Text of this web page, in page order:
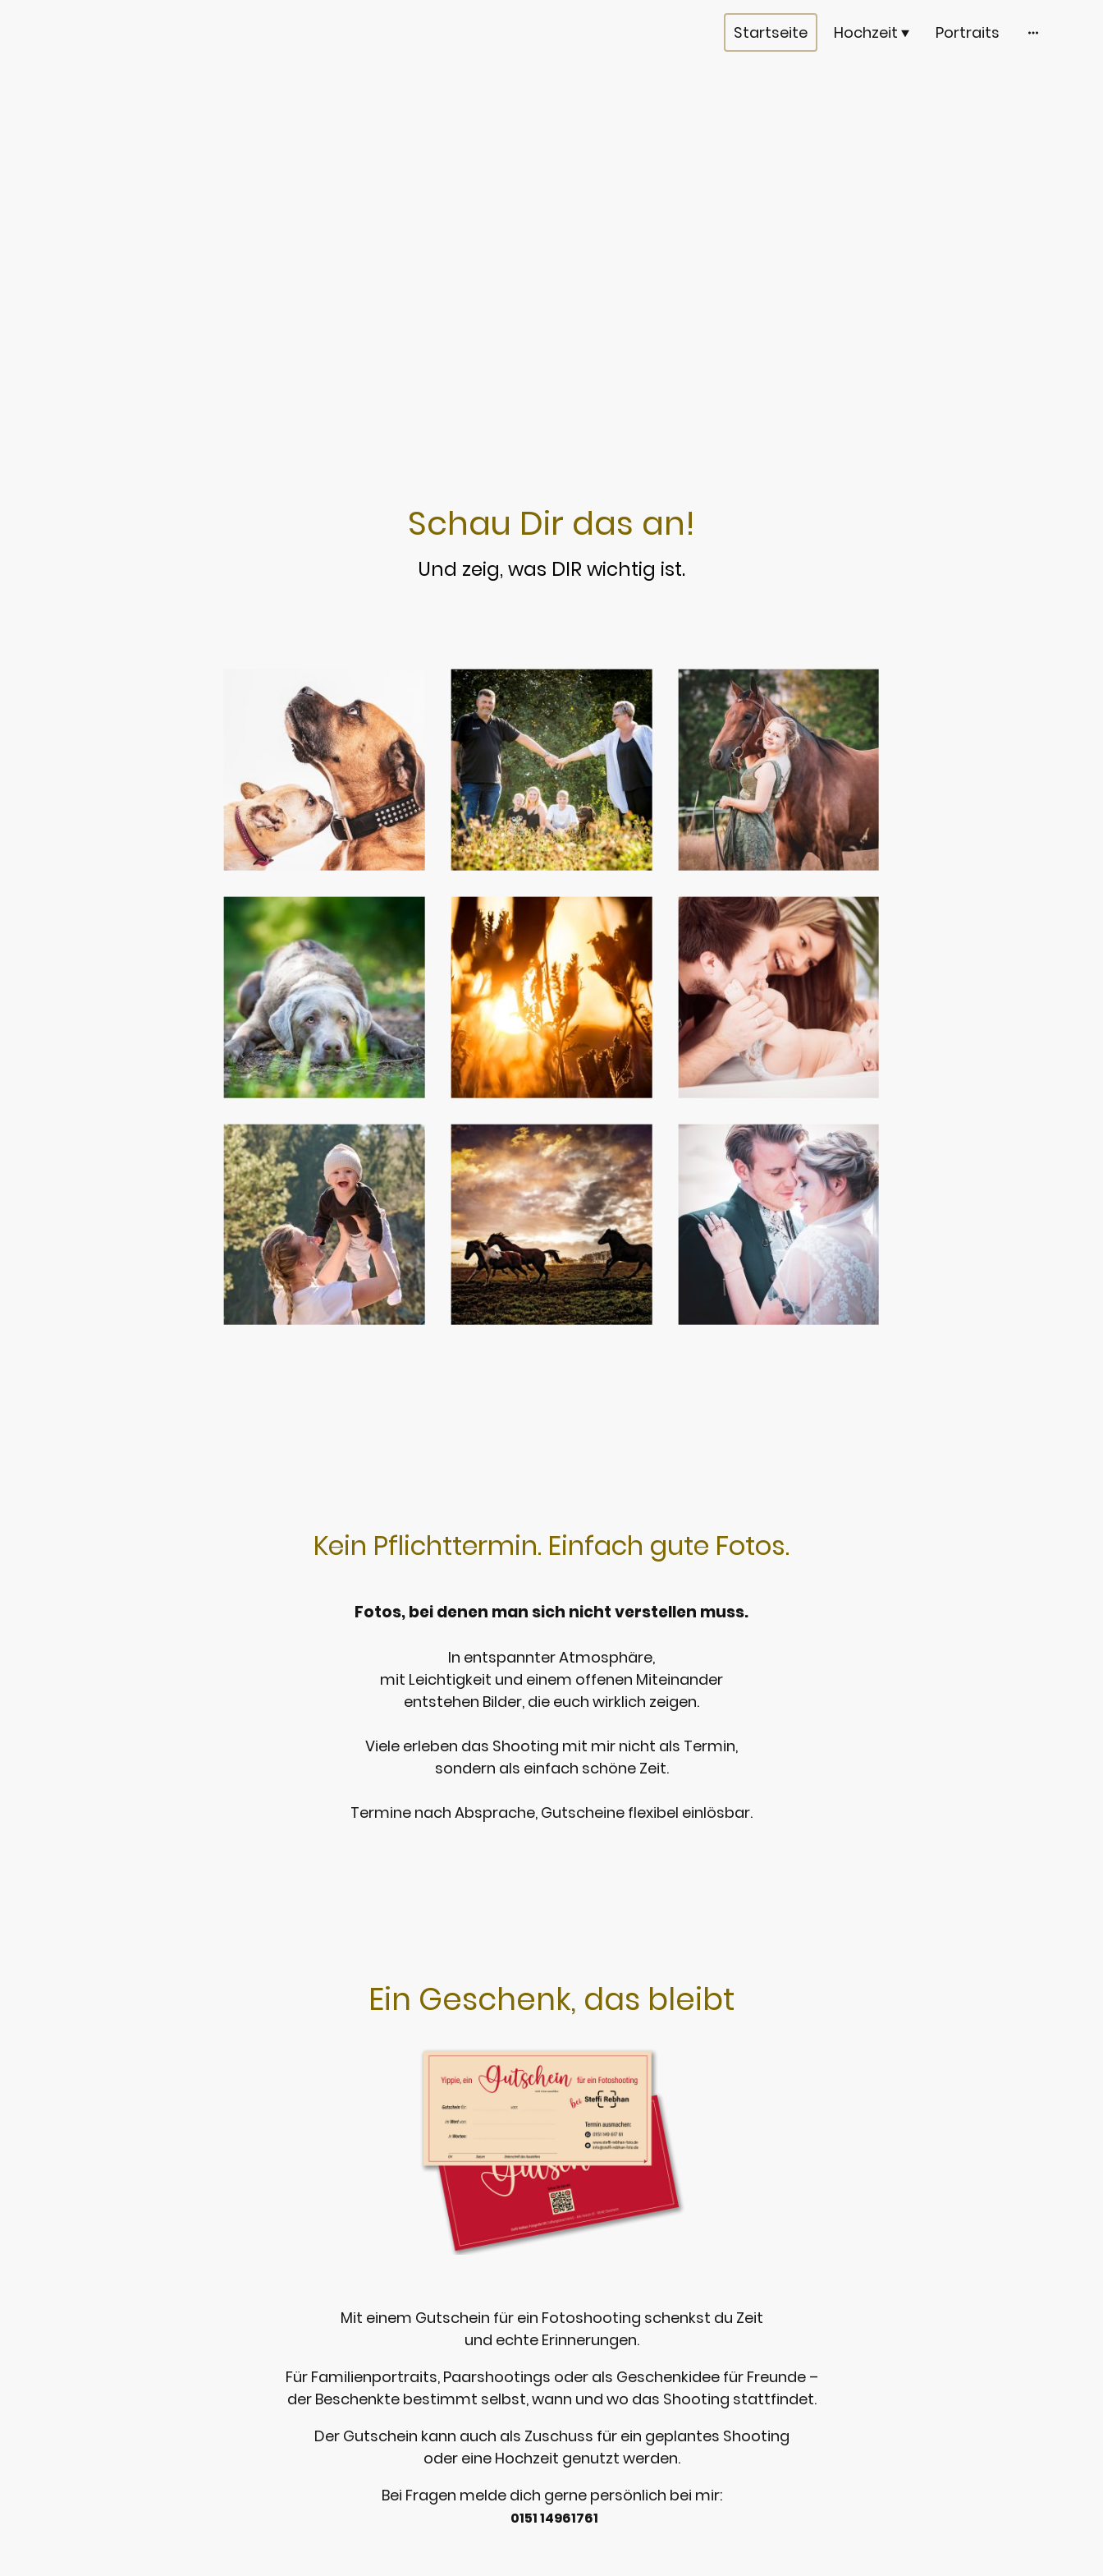
Startseite Hochzeit Portraits
Schau Dir das an!
Und zeig, was DIR wichtig ist.
Kein Pflichttermin. Einfach gute Fotos.
Fotos, bei denen man sich nicht verstellen muss.
In entspannter Atmosphäre,
mit Leichtigkeit und einem offenen Miteinander
entstehen Bilder, die euch wirklich zeigen.
Viele erleben das Shooting mit mir nicht als Termin,
sondern als einfach schöne Zeit.
Termine nach Absprache, Gutscheine flexibel einlösbar.
Ein Geschenk, das bleibt
Mit einem Gutschein für ein Fotoshooting schenkst du Zeit
und echte Erinnerungen.
Für Familienportraits, Paarshootings oder als Geschenkidee für Freunde –
der Beschenkte bestimmt selbst, wann und wo das Shooting stattfindet.
Der Gutschein kann auch als Zuschuss für ein geplantes Shooting
oder eine Hochzeit genutzt werden.
Bei Fragen melde dich gerne persönlich bei mir:
0151 14961761